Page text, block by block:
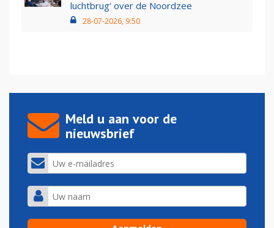
luchtbrug' over de Noordzee
28-07-2026, 9:50
Meld u aan voor de
nieuwsbrief